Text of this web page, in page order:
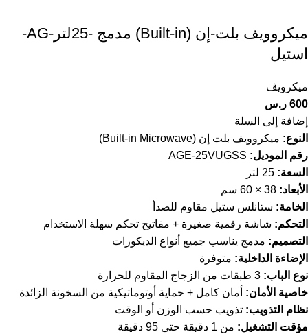
ميكروويف بلت-إن (Built-in) مدمج -25لتر-AG-
استيل
ميكرويڤ
600 ر.س
إضافة إلى السلة
النوع: ميكروويف بلت إن (Built-in Microwave)
رقم الموديل:
السعة:
الأبعاد:
الخامة: ستانلس ستيل مقاوم للصدأ
التحكم: شاشة رقمية صغيرة + مفاتيح تحكم سهلة الاستخدام
التصميم: مدمج يناسب جميع أنواع الديكورات
الإضاءة الداخلية: متوفرة
نوع الباب:
خاصية الأمان: أمان كامل + حماية أوتوماتيكية من السخونة الزائدة
نظام التذويب: تذويب حسب الوزن أو الوقت
مؤقت التشغيل: من 1 دقيقة حتى 95 دقيقة